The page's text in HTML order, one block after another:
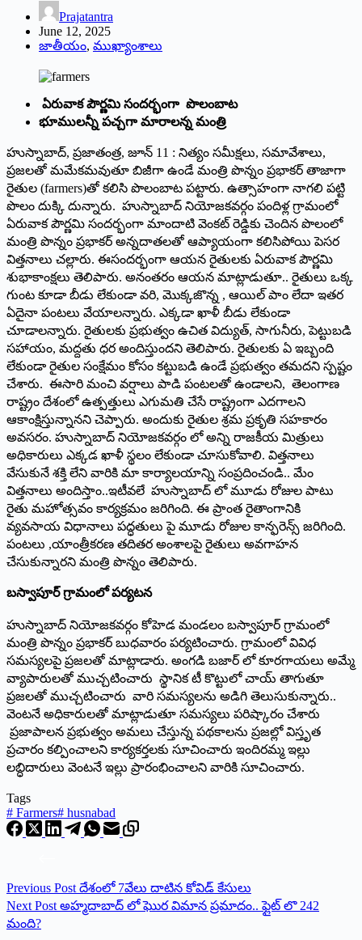
Prajatantra
June 12, 2025
జాతీయం, ముఖ్యాంశాలు
ఏరువాక పౌర్ణమి సందర్భంగా పొలంబాట
భూములన్నీ పచ్చగా మారాలన్న మంత్రి
హుస్నాబాద్, ప్ర‌జాతంత్ర‌, జూన్ 11 : నిత్యం సమీక్షలు, సమావేశాలు,
ప్రజలతో మమేకమవుతూ బిజీగా ఉండే మంత్రి పొన్నం ప్రభాకర్ తాజాగా
రైతుల (farmers)తో కలిసి పొలంబాట పట్టారు. ఉత్సాహంగా నాగ‌లి ప‌ట్టి
పొలం దుక్కి దున్నారు. హుస్నాబాద్ నియోజకవర్గం పందిళ్ల‌ గ్రామంలో
ఏరువాక పౌర్ణమి సందర్భంగా మాందాటి వెంకట్ రెడ్డికు చెందిన‌ పొలంలో
మంత్రి పొన్నం ప్ర‌భాక‌ర్ అన్న‌దాత‌ల‌తో ఆప్యాయంగా క‌లిసిపోయి పెసర
విత్తనాలు చల్లారు. ఈసంద‌ర్భంగా ఆయ‌న రైతుల‌కు ఏరువాక పౌర్ణమి
శుభాకాంక్షలు తెలిపారు. అనంత‌రం ఆయ‌న మాట్లాడుతూ.. రైతులు ఒక్క
గుంట కూడా బీడు లేకుండా వరి, మొక్కజొన్న , ఆయిల్ పాం లేదా ఇతర
ఏదైనా పంటలు వేయాల‌న్నారు. ఎక్కడా ఖాళీ బీడు లేకుండా
చూడాల‌న్నారు. రైతులకు ప్రభుత్వం ఉచిత విద్యుత్, సాగునీరు, పెట్టుబడి
సహాయం, మద్దతు ధర అందిస్తుంద‌ని తెలిపారు. రైతులకు ఏ ఇబ్బంది
లేకుండా రైతుల సంక్షేమం కోసం కట్టుబడి ఉండే ప్రభుత్వం త‌మ‌ద‌ని స్ప‌ష్టం
చేశారు. ఈసారి మంచి వర్షాలు పాడి పంటలతో ఉండాల‌ని, తెలంగాణ
రాష్ట్రం దేశంలో ఉత్పత్తులు ఎగుమతి చేసే రాష్ట్రంగా ఎదగాలని
ఆకాంక్షిస్తున్నానని చెప్పారు. అందుకు రైతుల శ్రమ ప్రకృతి సహకారం
అవసరం. హుస్నాబాద్ నియోజకవర్గం లో అన్ని రాజకీయ మిత్రులు
అధికారులు ఎక్కడ ఖాళీ స్థలం లేకుండా చూసుకోవాలి. విత్తనాలు
వేసుకునే శక్తి లేని వారికి మా కార్యాలయాన్ని సంప్రదించండి.. మేం
విత్తనాలు అందిస్తాం..ఇటీవ‌లే హుస్నాబాద్ లో మూడు రోజుల పాటు
రైతు మహోత్సవం కార్యక్రమం జరిగింది. ఈ ప్రాంత రైతాంగానికి
వ్యవసాయ విధానాలు పద్ధతులు పై మూడు రోజుల కాన్ఫరెన్స్ జరిగింది.
పంట‌లు ,యాంత్రీకరణ తదితర అంశాలపై రైతులు అవగాహన
చేసుకున్నారని మంత్రి పొన్నం తెలిపారు.
బ‌స్వాపూర్ గ్రామంలో ప‌ర్య‌ట‌న‌
హుస్నాబాద్ నియోజకవర్గం కోహెడ మండలం బస్వాపూర్ గ్రామంలో
మంత్రి పొన్నం ప్ర‌భాక‌ర్ బుధ‌వారం పర్యటించారు. గ్రామంలో వివిధ
సమస్యలపై ప్రజలతో మాట్లాడారు. అంగడి బజార్ లో కూరగాయలు అమ్మే
వ్యాపారులతో ముచ్చటించారు స్థానిక టీ కొట్టులో చాయ్ తాగుతూ
ప్రజలతో ముచ్చటించారు వారి సమస్యలను అడిగి తెలుసుకున్నారు..
వెంటనే అధికారులతో మాట్లాడుతూ సమస్యలు పరిష్కారం చేశారు
ప్రజాపాలన ప్రభుత్వం అమలు చేస్తున్న పథకాలను ప్రజల్లో విస్తృత
ప్రచారం కల్పించాలని కార్యకర్తలకు సూచించారు ఇందిరమ్మ ఇల్లు
లబ్ధిదారులు వెంటనే ఇల్లు ప్రారంభించాలని వారికి సూచించారు.
Tags
# Farmers# husnabad
Previous Post దేశంలో 7వేలు దాటిన కోవిడ్‌ ‌కేసులు
Next Post అహ్మదాబాద్ లో ఘొర విమాన ప్రమాదం.. ఫ్లైట్ లొ 242
మంది?